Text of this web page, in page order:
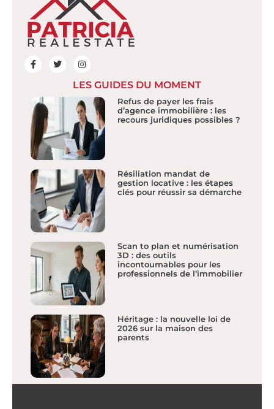
LES GUIDES DU MOMENT
Refus de payer les frais
d’agence immobilière : les
recours juridiques possibles ?
Résiliation mandat de
gestion locative : les étapes
clés pour réussir sa démarche
Scan to plan et numérisation
3D : des outils
incontournables pour les
professionnels de l’immobilier
Héritage : la nouvelle loi de
2026 sur la maison des
parents